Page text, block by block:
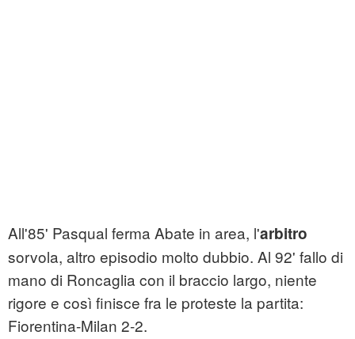
All'85' Pasqual ferma Abate in area, l'arbitro
sorvola, altro episodio molto dubbio. Al 92' fallo di
mano di Roncaglia con il braccio largo, niente
rigore e così finisce fra le proteste la partita:
Fiorentina-Milan 2-2.